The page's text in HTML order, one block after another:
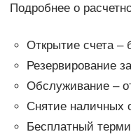
Подробнее о
Открытие счета –
Резервирование
Обслуживание –
Снятие наличных
Бесплатный